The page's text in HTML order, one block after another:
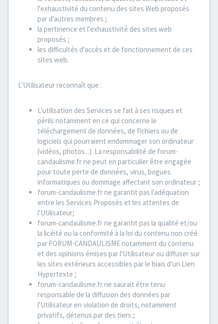
l'exhaustivité du contenu des sites Web proposés
par d'autres membres ;
la pertinence et l'exhaustivité des sites web
proposés ;
les difficultés d'accès et de fonctionnement de ces
sites web.
L'Utilisateur reconnaît que :
L'utilisation des Services se fait à ses risques et
périls notamment en ce qui concerne le
téléchargement de données, de fichiers ou de
logiciels qui pourraient endommager son ordinateur
(vidéos, photos...). La responsabilité de forum-
candaulisme.fr ne peut en particulier être engagée
pour toute perte de données, virus, bogues
informatiques ou dommage affectant son ordinateur ;
forum-candaulisme.fr ne garantit pas l'adéquation
entre les Services Proposés et les attentes de
l'Utilisateur;
forum-candaulisme.fr ne garantit pas la qualité et/ou
la licéité ou la conformité à la loi du contenu non créé
par FORUM-CANDAULISME notamment du contenu
et des opinions émises par l'Utilisateur ou diffuser sur
les sites extérieurs accessibles par le biais d'un Lien
Hypertexte ;
forum-candaulisme.fr ne saurait être tenu
responsable de la diffusion des données par
l'Utilisateur en violation de droits, notamment
privatifs, détenus par des tiers ;